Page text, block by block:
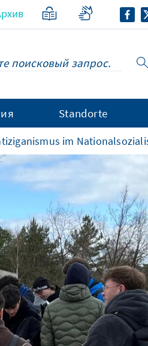
Standorte
im